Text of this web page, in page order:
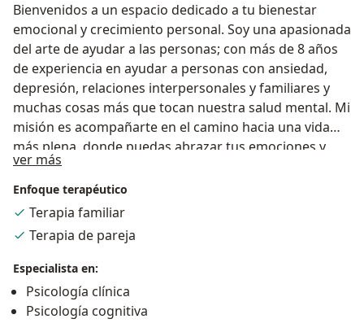
Bienvenidos a un espacio dedicado a tu bienestar
emocional y crecimiento personal. Soy una apasionada
del arte de ayudar a las personas; con más de 8 años
de experiencia en ayudar a personas con ansiedad,
depresión, relaciones interpersonales y familiares y
muchas cosas más que tocan nuestra salud mental. Mi
misión es acompañarte en el camino hacia una vida
más plena, donde puedas abrazar tus emociones y
construir un equilibrio emocional que tanto
necesitamos.
ver más
Enfoque terapéutico
Terapia familiar
Terapia de pareja
Especialista en:
Psicología clínica
Psicología cognitiva